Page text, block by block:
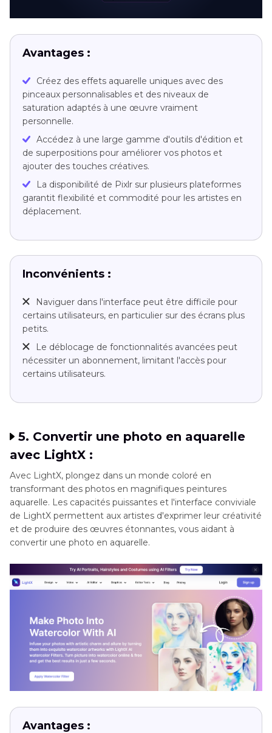
Avantages :
Créez des effets aquarelle uniques avec des
pinceaux personnalisables et des niveaux de
saturation adaptés à une œuvre vraiment
personnelle.
Accédez à une large gamme d'outils d'édition et
de superpositions pour améliorer vos photos et
ajouter des touches créatives.
La disponibilité de Pixlr sur plusieurs plateformes
garantit flexibilité et commodité pour les artistes en
déplacement.
Inconvénients :
Naviguer dans l'interface peut être difficile pour
certains utilisateurs, en particulier sur des écrans plus
petits.
Le déblocage de fonctionnalités avancées peut
nécessiter un abonnement, limitant l'accès pour
certains utilisateurs.
5. Convertir une photo en aquarelle
avec LightX :
Avec LightX, plongez dans un monde coloré en
transformant des photos en magnifiques peintures
aquarelle. Les capacités puissantes et l'interface conviviale
de LightX permettent aux artistes d'exprimer leur créativité
et de produire des œuvres étonnantes, vous aidant à
convertir une photo en aquarelle.
Avantages :